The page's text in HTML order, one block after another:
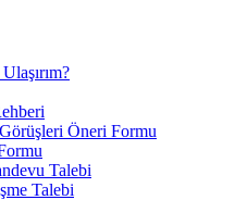
Öneri Formu
Talebi
Talebi